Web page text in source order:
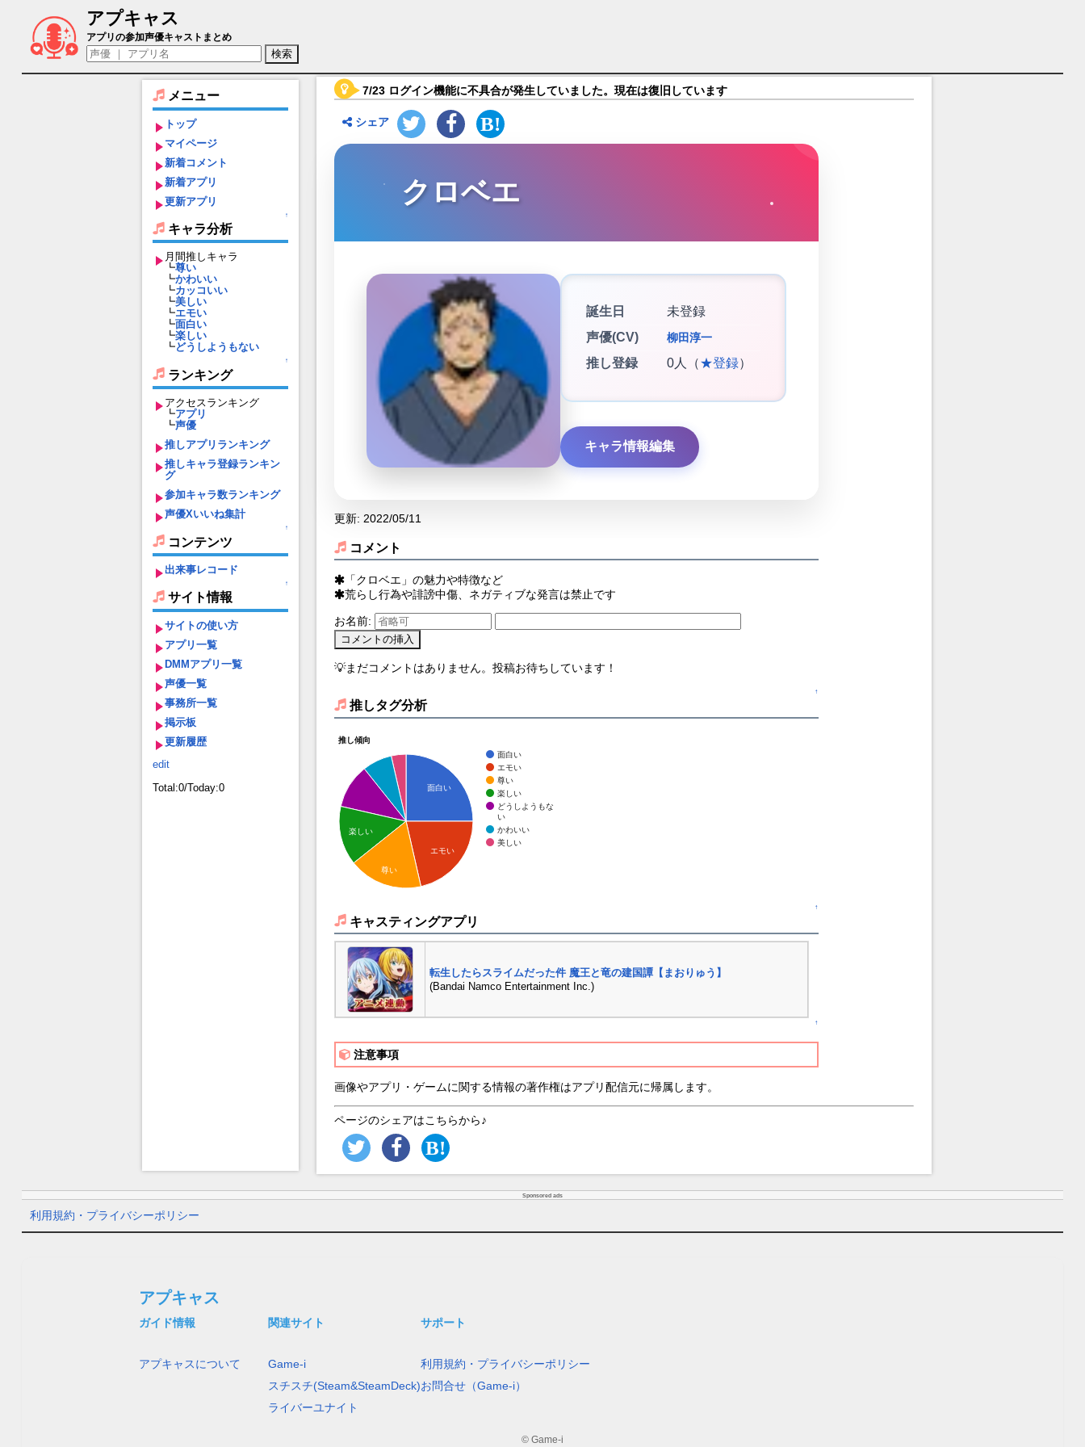
アプキャス
クロベエ（声優：柳田淳一)【転生したらスライムだった件 魔王と竜の建国譚【まおりゅう】】キャラ紹介
アプリの参加声優キャストまとめ
メニュー
トップ
マイページ
新着コメント
新着アプリ
更新アプリ
↑
キャラ分析
月間推しキャラ
┗尊い
┗かわいい
┗カッコいい
┗美しい
┗エモい
┗面白い
┗楽しい
┗どうしようもない
↑
ランキング
アクセスランキング
┗アプリ
┗声優
推しアプリランキング
推しキャラ登録ランキン
グ
参加キャラ数ランキング
声優Xいいね集計
↑
コンテンツ
出来事レコード
↑
サイト情報
サイトの使い方
アプリ一覧
DMMアプリ一覧
声優一覧
事務所一覧
掲示板
更新履歴
edit
Total:0/Today:0
7/23 ログイン機能に不具合が発生していました。現在は復旧しています
シェア
クロベエ
誕生日
未登録
声優(CV)
柳田淳一
推し登録 0人（★登録）
キャラ情報編集
更新: 2022/05/11
コメント
「クロベエ」の魅力や特徴など
荒らし行為や誹謗中傷、ネガティブな発言は禁止です
お名前:
💡まだコメントはありません。投稿お待ちしています！
↑
推しタグ分析
推し傾向
面白い
エモい
尊い
楽しい
どうしようもな
い
かわいい
美しい
面白い
エモい
楽しい
尊い
↑
キャスティングアプリ
転生したらスライムだった件 魔王と竜の建国譚【まおりゅう】
(Bandai Namco Entertainment Inc.)
↑
注意事項
画像やアプリ・ゲームに関する情報の著作権はアプリ配信元に帰属します。
ページのシェアはこちらから♪
Sponsored ads
利用規約・プライバシーポリシー
アプキャス
ガイド情報
アプキャスについて
関連サイト
Game-i
スチスチ(Steam&SteamDeck)
ライバーユナイト
サポート
利用規約・プライバシーポリシー
お問合せ（Game-i）
© Game-i